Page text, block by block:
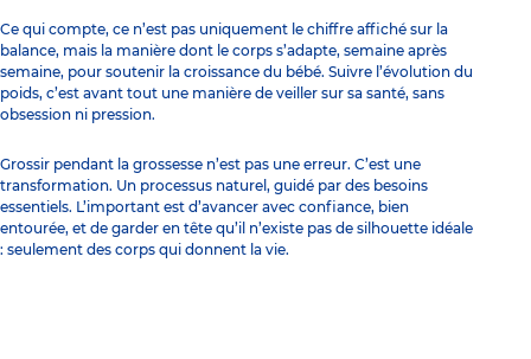
Ce qui compte, ce n’est pas uniquement le chiffre affiché sur la
balance, mais la manière dont le corps s’adapte, semaine après
semaine, pour soutenir la croissance du bébé. Suivre l’évolution du
poids, c’est avant tout une manière de veiller sur sa santé, sans
obsession ni pression.
Grossir pendant la grossesse n’est pas une erreur. C’est une
transformation. Un processus naturel, guidé par des besoins
essentiels. L’important est d’avancer avec confiance, bien
entourée, et de garder en tête qu’il n’existe pas de silhouette idéale
: seulement des corps qui donnent la vie.